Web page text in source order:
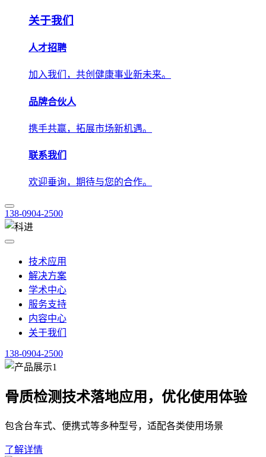
关于我们
人才招聘
加入我们，共创健康事业新未来。
品牌合伙人
携手共赢，拓展市场新机遇。
联系我们
欢迎垂询，期待与您的合作。
138-0904-2500
技术应用
解决方案
学术中心
服务支持
内容中心
关于我们
138-0904-2500
骨质检测技术落地应用，优化使用体验
包含台车式、便携式等多种型号，适配各类使用场景
了解详情